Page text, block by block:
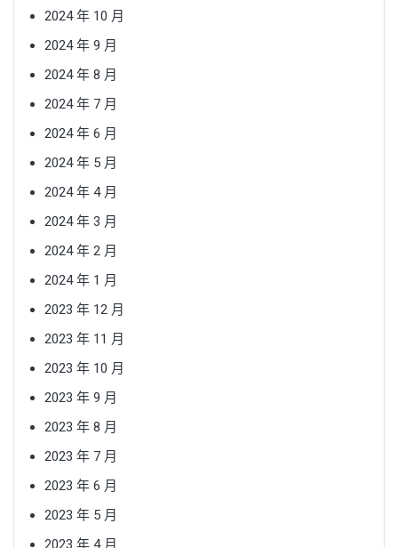
2024 年 10 月
2024 年 9 月
2024 年 8 月
2024 年 7 月
2024 年 6 月
2024 年 5 月
2024 年 4 月
2024 年 3 月
2024 年 2 月
2024 年 1 月
2023 年 12 月
2023 年 11 月
2023 年 10 月
2023 年 9 月
2023 年 8 月
2023 年 7 月
2023 年 6 月
2023 年 5 月
2023 年 4 月